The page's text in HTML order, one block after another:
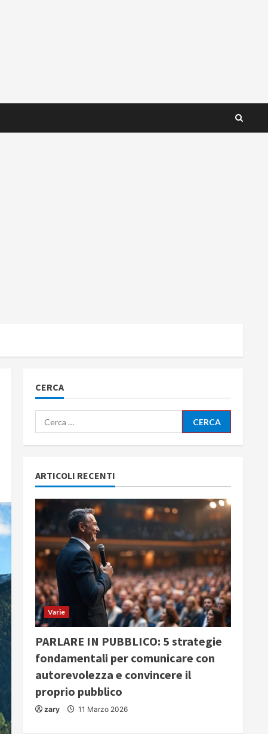
CERCA
Ricerca
per:
ARTICOLI RECENTI
Varie
PARLARE IN PUBBLICO: 5 strategie
fondamentali per comunicare con
autorevolezza e convincere il
proprio pubblico
zary 11 Marzo 2026